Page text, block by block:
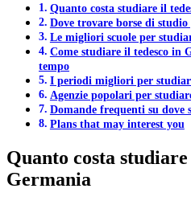
Quanto costa studiare il
Dove trovare borse di
Le migliori scuole per
Come studiare il tedesco in
tempo
I periodi migliori per
Agenzie popolari per
Domande frequenti su dove
Plans that may interest you
Quanto costa
Germania